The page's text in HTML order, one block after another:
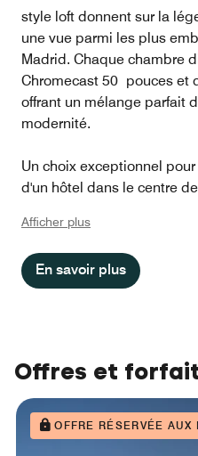
style loft donnent sur la
une vue parmi les plus
Madrid. Chaque chambre
Chromecast 50 pouces et
offrant un mélange parfait
modernité.
Un choix exceptionnel
d'un hôtel dans le centre
de l'énergie de la ville.
Conçues avec un esprit
principaux sites d'intérêt,
meilleures activités de la
Afficher plus
En savoir plus
Offres et
OFFRE RÉSERVÉE AUX